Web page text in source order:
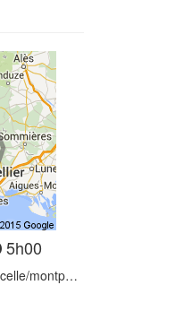
5h00
montpellier/cirque de navacelle/montpellier